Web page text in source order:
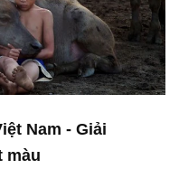
Nam - Giải
màu